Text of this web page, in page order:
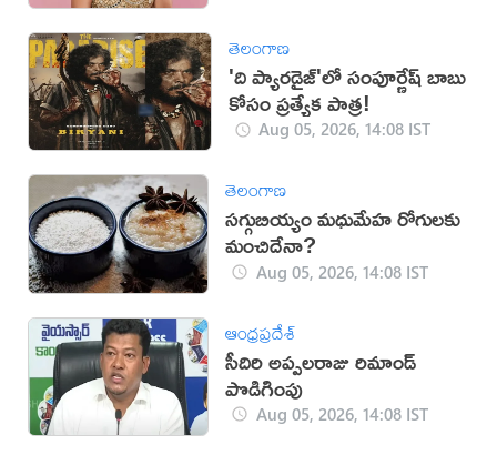
తెలంగాణ
'ది ప్యారడైజ్'లో సంపూర్ణేష్ బాబు
కోసం ప్రత్యేక పాత్ర!
Aug 05, 2026, 14:08 IST
తెలంగాణ
సగ్గుబియ్యం మధుమేహ రోగులకు
మంచిదేనా?
Aug 05, 2026, 14:08 IST
ఆంధ్రప్రదేశ్
సీదిరి అప్పలరాజు రిమాండ్
పొడిగింపు
Aug 05, 2026, 14:08 IST